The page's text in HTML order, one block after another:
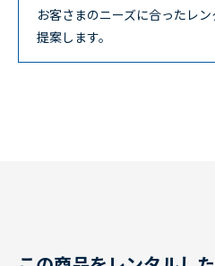
お客さまのニーズに合ったレ
提案します。